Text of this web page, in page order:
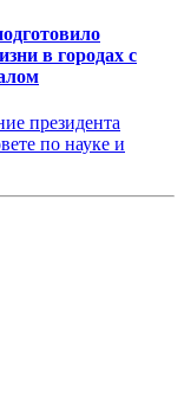
в городах с
президента
по науке и